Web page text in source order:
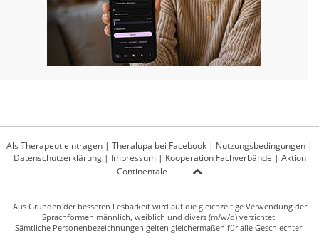
Als Therapeut eintragen | Theralupa bei Facebook | Nutzungsbedingungen |
Datenschutzerklärung| Impressum| Kooperation Fachverbände | Aktion
Continentale
Aus Gründen der besseren Lesbarkeit wird auf die gleichzeitige Verwendung der
Sprachformen männlich, weiblich und divers (m/w/d) verzichtet.
Sämtliche Personenbezeichnungen gelten gleichermaßen für alle Geschlechter.